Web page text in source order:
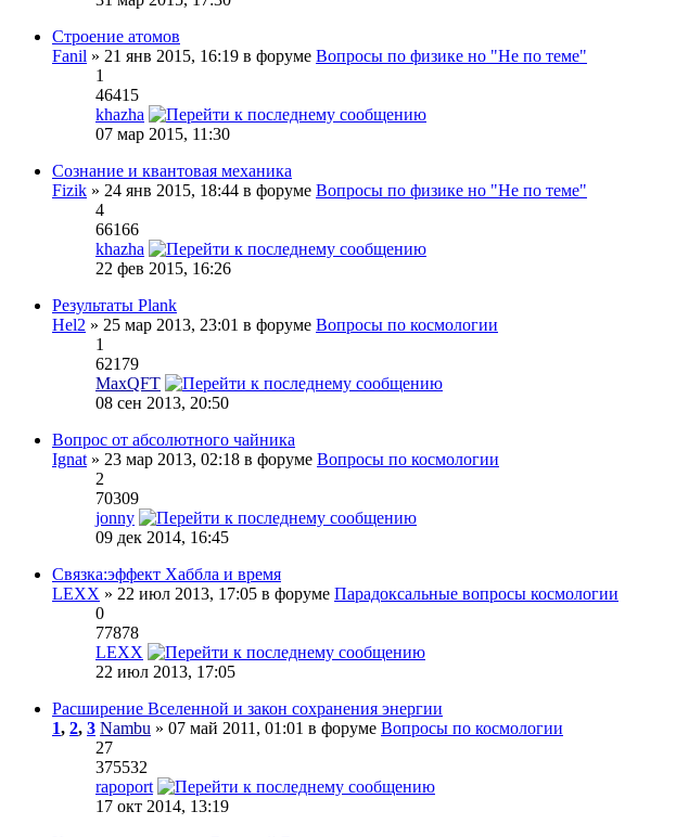
Строение атомов
Fanil » 21 янв 2015, 16:19 в форуме Вопросы по физике но "Не по теме"
1
46415
khazha
07 мар 2015, 11:30
Сознание и квантовая механика
Fizik » 24 янв 2015, 18:44 в форуме Вопросы по физике но "Не по теме"
4
66166
khazha
22 фев 2015, 16:26
Результаты Plank
Hel2 » 25 мар 2013, 23:01 в форуме Вопросы по космологии
1
62179
MaxQFT
08 сен 2013, 20:50
Вопрос от абсолютного чайника
Ignat » 23 мар 2013, 02:18 в форуме Вопросы по космологии
2
70309
jonny
09 дек 2014, 16:45
Связка:эффект Хаббла и время
LEXX » 22 июл 2013, 17:05 в форуме Парадоксальные вопросы космологии
0
77878
LEXX
22 июл 2013, 17:05
Расширение Вселенной и закон сохранения энергии
1, 2, 3 Nambu » 07 май 2011, 01:01 в форуме Вопросы по космологии
27
375532
rapoport
17 окт 2014, 13:19